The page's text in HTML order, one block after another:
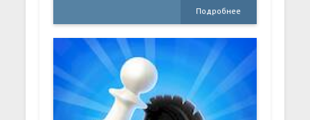
Подробнее